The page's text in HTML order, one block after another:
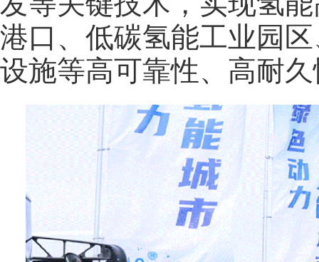
港口、低碳氢能工业园
设施等高可靠性、高耐